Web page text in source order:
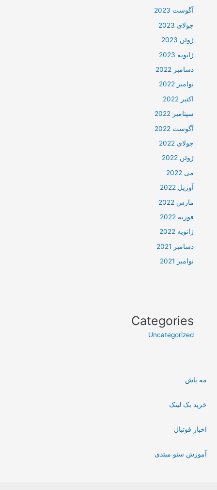
آگوست 2023
جولای 2023
ژوئن 2023
ژانویه 2023
دسامبر 2022
نوامبر 2022
اکتبر 2022
سپتامبر 2022
آگوست 2022
جولای 2022
ژوئن 2022
می 2022
آوریل 2022
مارس 2022
فوریه 2022
ژانویه 2022
دسامبر 2021
نوامبر 2021
Categories
Uncategorized
مه پاش
خرید بک لینک
اخبار فوتبال
آموزش سئو مبتدی